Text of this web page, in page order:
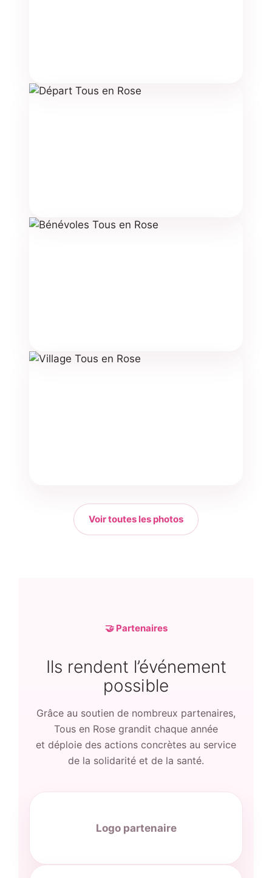
Voir toutes les photos
🤝 Partenaires
Ils rendent l’événement
possible
Grâce au soutien de nombreux partenaires,
Tous en Rose grandit chaque année
et déploie des actions concrètes au service
de la solidarité et de la santé.
Logo partenaire